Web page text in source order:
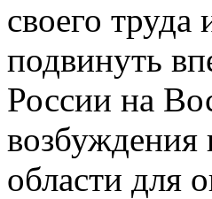
своего труда
подвинуть
России на
возбуждения
области для